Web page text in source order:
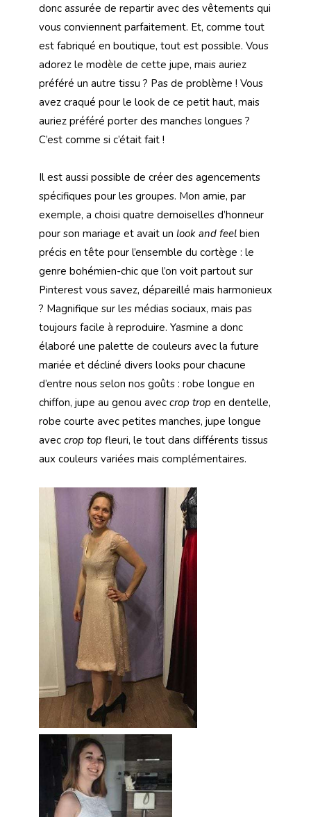
donc assurée de repartir avec des vêtements qui
vous conviennent parfaitement. Et, comme tout
est fabriqué en boutique, tout est possible. Vous
adorez le modèle de cette jupe, mais auriez
préféré un autre tissu ? Pas de problème ! Vous
avez craqué pour le look de ce petit haut, mais
auriez préféré porter des manches longues ?
C’est comme si c’était fait !
Il est aussi possible de créer des agencements
spécifiques pour les groupes. Mon amie, par
exemple, a choisi quatre demoiselles d’honneur
pour son mariage et avait un look and feel bien
précis en tête pour l’ensemble du cortège : le
genre bohémien-chic que l’on voit partout sur
Pinterest vous savez, dépareillé mais harmonieux
? Magnifique sur les médias sociaux, mais pas
toujours facile à reproduire. Yasmine a donc
élaboré une palette de couleurs avec la future
mariée et décliné divers looks pour chacune
d’entre nous selon nos goûts : robe longue en
chiffon, jupe au genou avec crop trop en dentelle,
robe courte avec petites manches, jupe longue
avec crop top fleuri, le tout dans différents tissus
aux couleurs variées mais complémentaires.